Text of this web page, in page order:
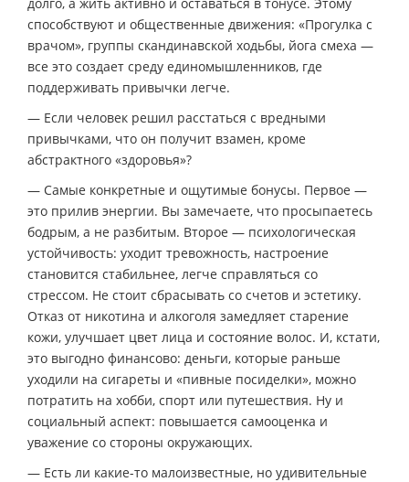
способствуют и общественные движения: «Прогулка с
врачом», группы скандинавской ходьбы, йога смеха —
все это создает среду единомышленников, где
поддерживать привычки легче.
— Если человек решил расстаться с вредными
привычками, что он получит взамен, кроме
абстрактного «здоровья»?
— Самые конкретные и ощутимые бонусы. Первое —
это прилив энергии. Вы замечаете, что просыпаетесь
бодрым, а не разбитым. Второе — психологическая
устойчивость: уходит тревожность, настроение
становится стабильнее, легче справляться со
стрессом. Не стоит сбрасывать со счетов и эстетику.
Отказ от никотина и алкоголя замедляет старение
кожи, улучшает цвет лица и состояние волос. И, кстати,
это выгодно финансово: деньги, которые раньше
уходили на сигареты и «пивные посиделки», можно
потратить на хобби, спорт или путешествия. Ну и
социальный аспект: повышается самооценка и
уважение со стороны окружающих.
— Есть ли какие-то малоизвестные, но удивительные